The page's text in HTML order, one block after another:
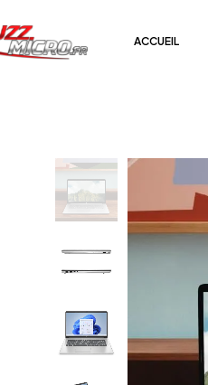
ACCUEIL